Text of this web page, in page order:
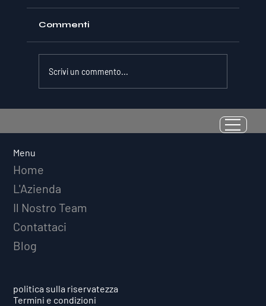
Misurabile: Perché il Quoziente di
Commenti
Scrivi un commento...
Menu
Home
L'Azienda
Il Nostro Team
Contattaci
Blog
politica sulla riservatezza
Termini e condizioni